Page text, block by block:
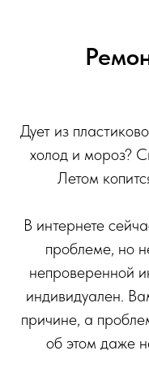
Дует из
холод и мороз?
Летом
В интернете
проблеме, но
непроверенной
индивидуален.
причине, а
об этом даже